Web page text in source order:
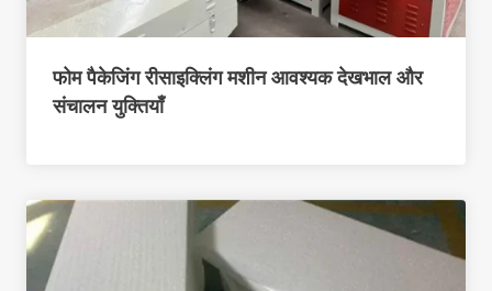
फोम पैकेजिंग रीसाइक्लिंग मशीन आवश्यक देखभाल और
संचालन युक्तियाँ